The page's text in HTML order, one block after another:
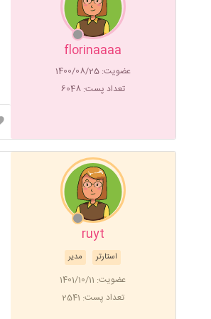
florinaaaa
عضویت: 1400/08/25
تعداد پست: 6048
ruyt
مدیر استارتر
عضویت: 1401/10/11
تعداد پست: 2541